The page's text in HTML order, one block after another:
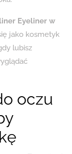
Eyeliner w
jako kosmetyk
lubisz
oczu